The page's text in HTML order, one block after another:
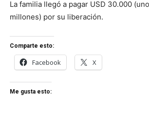
La familia llegó a pagar USD 30.000
millones) por su liberación.
Comparte esto:
Facebook X
Me gusta esto: